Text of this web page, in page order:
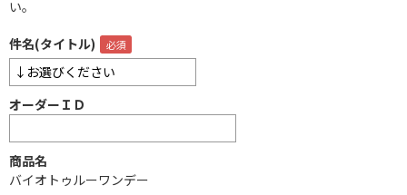
い。
件名(タイトル)
オーダーＩＤ
商品名
バイオトゥルーワンデー